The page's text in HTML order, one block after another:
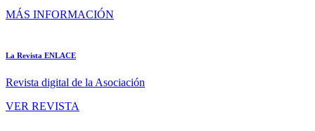
MÁS INFORMACIÓN
La Revista ENLACE
Revista digital de la Asociación
VER REVISTA